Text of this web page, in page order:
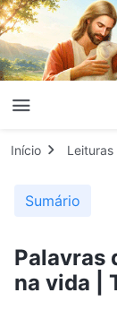
Início Leituras
Sumário
Palavras
na vida |